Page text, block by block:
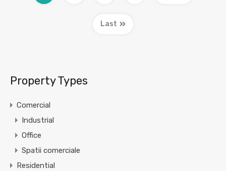
Last
Property Types
Comercial
Industrial
Office
Spatii comerciale
Residential